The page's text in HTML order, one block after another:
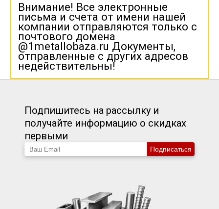
Внимание! Все электронные
письма и счета от имени нашей
компании отправляются только с
почтового домена
@1metallobaza.ru Документы,
отправленные с других адресов
недействительны!
Подпишитесь на рассылку и
получайте информацию о скидках
первыми
Подписаться